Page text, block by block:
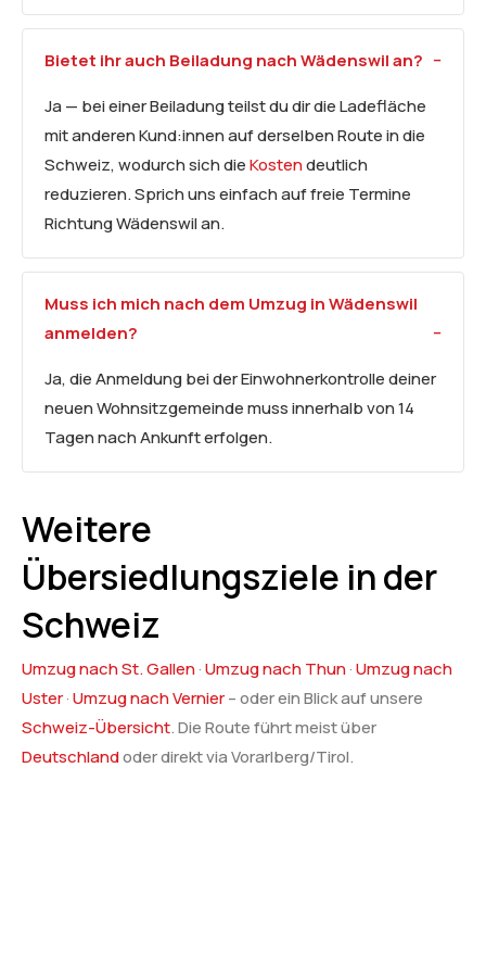
Bietet ihr auch Beiladung nach Wädenswil an?
Ja — bei einer Beiladung teilst du dir die Ladefläche
mit anderen Kund:innen auf derselben Route in die
Schweiz, wodurch sich dieKostendeutlich
reduzieren. Sprich uns einfach auf freie Termine
Richtung Wädenswil an.
Muss ich mich nach dem Umzug in Wädenswil
anmelden?
Ja, die Anmeldung bei der Einwohnerkontrolle deiner
neuen Wohnsitzgemeinde muss innerhalb von 14
Tagen nach Ankunft erfolgen.
Weitere
Übersiedlungsziele in der
Schweiz
Umzug nach St. Gallen·Umzug nach Thun·Umzug nach
Uster·Umzug nach Vernier– oder ein Blick auf unsere
Schweiz-Übersicht. Die Route führt meist über
Deutschlandoder direkt via Vorarlberg/Tirol.